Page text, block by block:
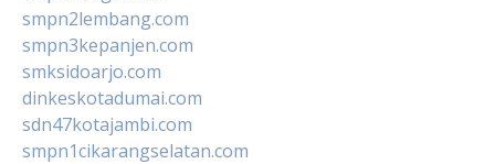
smpn2lembang.com
smpn3kepanjen.com
smksidoarjo.com
dinkeskotadumai.com
sdn47kotajambi.com
smpn1cikarangselatan.com